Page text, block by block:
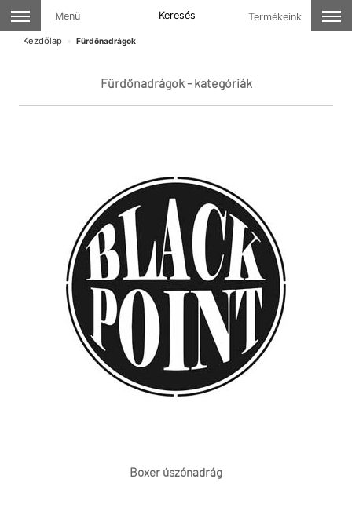
Menü Keresés Termékeink
Kezdőlap Fürdőnadrágok
Fürdőnadrágok - kategóriák
Boxer úszónadrág